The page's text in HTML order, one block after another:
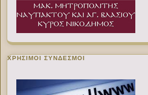
ΧΡΉΣΙΜΟΙ ΣΎΝΔΕΣΜΟΙ